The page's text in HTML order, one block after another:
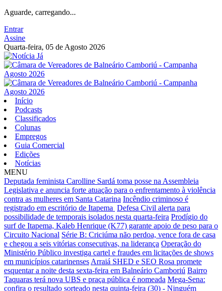
Aguarde, carregando...
Entrar
Assine
Quarta-feira, 05 de Agosto 2026
Início
Podcasts
Classificados
Colunas
Empregos
Guia Comercial
Edições
Notícias
MENU
Deputada feminista Carolline Sardá toma posse na Assembleia
Legislativa e anuncia forte atuação para o enfrentamento à violência
contra as mulheres em Santa Catarina Incêndio criminoso é
registrado em escritório de Itapema Defesa Civil alerta para
possibilidade de temporais isolados nesta quarta-feira Prodígio do
surf de Itapema, Kaleb Henrique (K77) garante apoio de peso para o
Circuito Nacional Série B: Criciúma não perdoa, vence fora de casa
e chegou a seis vitórias consecutivas, na liderança Operação do
Ministério Público investiga cartel e fraudes em licitações de shows
em municípios catarinenses Arraiá SHED e SEO Rosa promete
esquentar a noite desta sexta-feira em Balneário Camboriú Bairro
Taquaras terá nova UBS e praça pública é nomeada Mega-Sena:
confira o resultado sorteado nesta quinta-feira (30) - Ninguém